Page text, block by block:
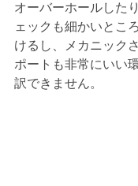
オーバーホールした
ェックも細かいとこ
けるし、メカニック
ポートも非常にいい
訳できません。